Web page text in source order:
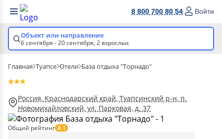
8 800 700 80 54 Войти
Объект или направление
6 сентября - 20 сентября, 2 взрослых
Главная Туапсе Отели База отдыха "Торнадо"
Россия, Краснодарский край, Туапсинский р-н, п.
Новомихайловский, ул. Парковая, д. 37
Общий рейтинг 8.1